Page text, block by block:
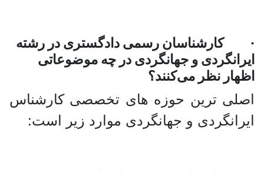
· کارشناسان رسمی دادگستری در رشته
ایرانگردی و جهانگردی در چه موضوعاتی
اظهار نظر می‌کنند؟
اصلی ترین حوزه های تخصصی کارشناس
ایرانگردی و جهانگردی موارد زیر است: